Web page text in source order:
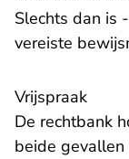
Slechts dan is
vereiste
Vrijspraak
De rechtbank
beide gevallen